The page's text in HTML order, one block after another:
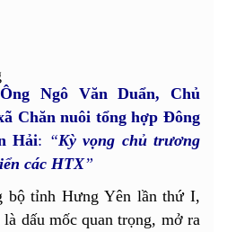
Ông Ngô Văn Duẩn, Chủ
Chăn nuôi tổng hợp Đông
Hải: “Kỳ vọng chủ trương
các HTX”
tỉnh Hưng Yên lần thứ I,
dấu mốc quan trọng, mở ra